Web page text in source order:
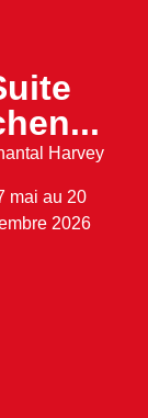
Harvey
mai au 20
2026